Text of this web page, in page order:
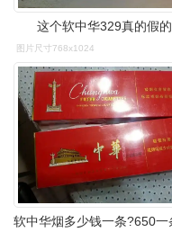
这个软中华329真的假的
图片尺寸768x1024